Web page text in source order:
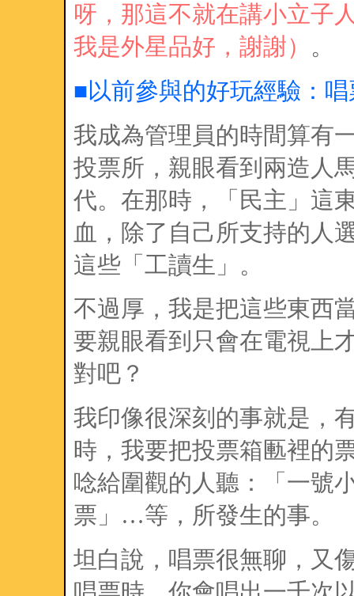
呀，那這不就在講小立子
我是外星品好，謝謝）
。
■以前參與的好玩經驗：唱
我成為管理員的時間算有
投票所，親眼看到兩造人
代。在那時，「民主」這
血，除了自己所支持的人
這些「工讀生」。
不過厚，我是把這些東西
要親眼看到只會在電視上
對吧？
我印像很深刻的事就是，
時，我要把投票箱匭裡的
唸給圍觀的人聽：「一號
票」…等，所發生的事。
坦白說，唱票很無聊，又